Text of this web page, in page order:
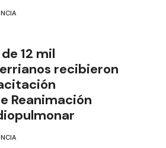
12 mil
recibieron
Reanimación